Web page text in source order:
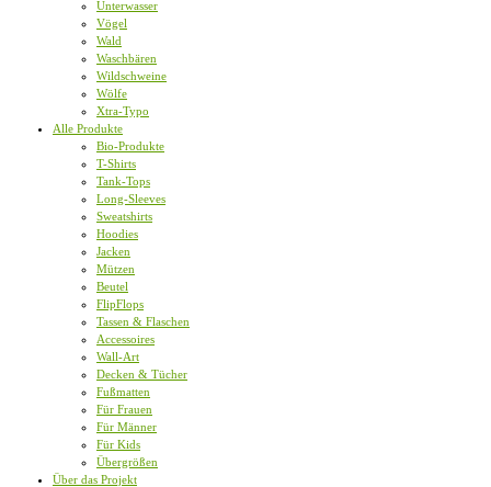
Unterwasser
Vögel
Wald
Waschbären
Wildschweine
Wölfe
Xtra-Typo
Alle Produkte
Bio-Produkte
T-Shirts
Tank-Tops
Long-Sleeves
Sweatshirts
Hoodies
Jacken
Mützen
Beutel
FlipFlops
Tassen & Flaschen
Accessoires
Wall-Art
Decken & Tücher
Fußmatten
Für Frauen
Für Männer
Für Kids
Übergrößen
Über das Projekt